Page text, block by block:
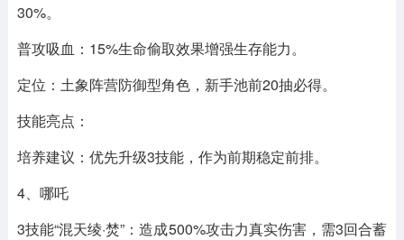
30%。
普攻吸血：15%生命偷取效果增强生存能力。
定位：土象阵营防御型角色，新手池前20抽必得。
技能亮点：
培养建议：优先升级3技能，作为前期稳定前排。
4、哪吒
3技能“混天绫·焚”：造成500%攻击力真实伤害，需3回合蓄